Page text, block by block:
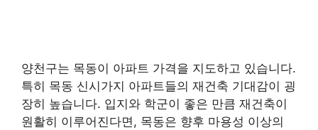
양천구는 목동이 아파트 가격을 지도하고 있습니다.
특히 목동 신시가지 아파트들의 재건축 기대감이 굉
장히 높습니다. 입지와 학군이 좋은 만큼 재건축이
원활히 이루어진다면, 목동은 향후 마용성 이상의